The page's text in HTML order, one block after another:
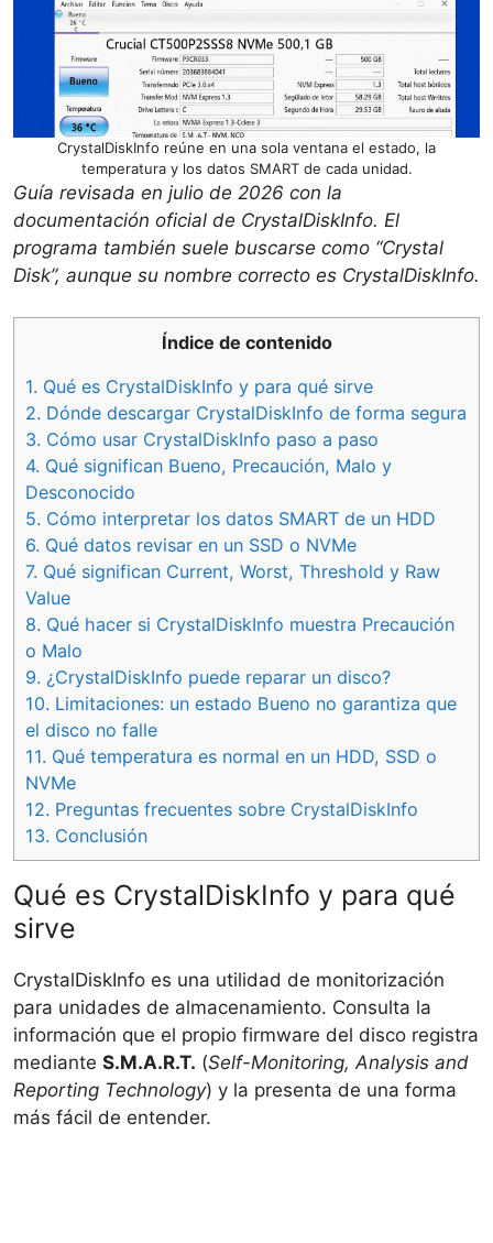
CrystalDiskInfo reúne en una sola ventana el estado, la
temperatura y los datos SMART de cada unidad.
Guía revisada en julio de 2026 con la
documentación oficial de CrystalDiskInfo. El
programa también suele buscarse como “Crystal
Disk”, aunque su nombre correcto es CrystalDiskInfo.
Índice de contenido
1. Qué es CrystalDiskInfo y para qué sirve
2. Dónde descargar CrystalDiskInfo de forma segura
3. Cómo usar CrystalDiskInfo paso a paso
4. Qué significan Bueno, Precaución, Malo y
Desconocido
5. Cómo interpretar los datos SMART de un HDD
6. Qué datos revisar en un SSD o NVMe
7. Qué significan Current, Worst, Threshold y Raw
Value
8. Qué hacer si CrystalDiskInfo muestra Precaución
o Malo
9. ¿CrystalDiskInfo puede reparar un disco?
10. Limitaciones: un estado Bueno no garantiza que
el disco no falle
11. Qué temperatura es normal en un HDD, SSD o
NVMe
12. Preguntas frecuentes sobre CrystalDiskInfo
13. Conclusión
Qué es CrystalDiskInfo y para qué
sirve
CrystalDiskInfo es una utilidad de monitorización
para unidades de almacenamiento. Consulta la
información que el propio firmware del disco registra
mediante S.M.A.R.T. (Self-Monitoring, Analysis and
Reporting Technology) y la presenta de una forma
más fácil de entender.